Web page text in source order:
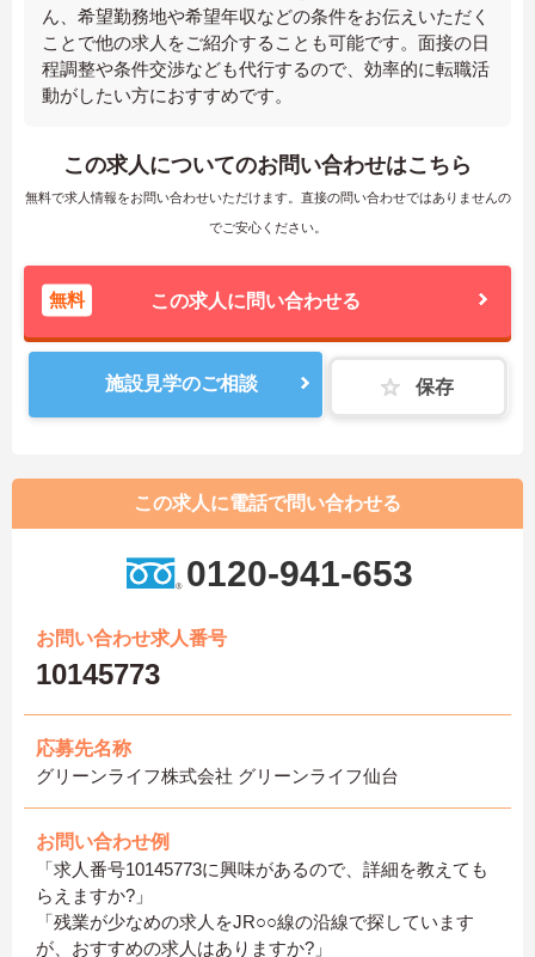
ん、希望勤務地や希望年収などの条件をお伝えいただく
ことで他の求人をご紹介することも可能です。面接の日
程調整や条件交渉なども代行するので、効率的に転職活
動がしたい方におすすめです。
この求人についてのお問い合わせはこちら
無料で求人情報をお問い合わせいただけます。直接の問い合わせではありませんの
でご安心ください。
無料 この求人に問い合わせる
施設見学のご相談 保存
この求人に電話で問い合わせる
0120-941-653
お問い合わせ求人番号
10145773
応募先名称
グリーンライフ株式会社 グリーンライフ仙台
お問い合わせ例
「求人番号10145773に興味があるので、詳細を教えても
らえますか?」
「残業が少なめの求人をJR○○線の沿線で探しています
が、おすすめの求人はありますか?」